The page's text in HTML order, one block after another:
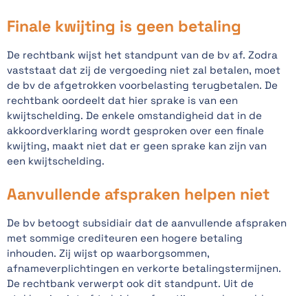
Finale kwijting is geen betaling
De rechtbank wijst het standpunt van de bv af. Zodra
vaststaat dat zij de vergoeding niet zal betalen, moet
de bv de afgetrokken voorbelasting terugbetalen. De
rechtbank oordeelt dat hier sprake is van een
kwijtschelding. De enkele omstandigheid dat in de
akkoordverklaring wordt gesproken over een finale
kwijting, maakt niet dat er geen sprake kan zijn van
een kwijtschelding.
Aanvullende afspraken helpen niet
De bv betoogt subsidiair dat de aanvullende afspraken
met sommige crediteuren een hogere betaling
inhouden. Zij wijst op waarborgsommen,
afnameverplichtingen en verkorte betalingstermijnen.
De rechtbank verwerpt ook dit standpunt. Uit de